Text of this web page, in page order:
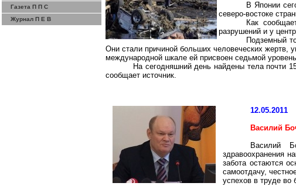
Газета П П С
Журнал П Е В
В Японии
северо-востоке
Как
разрушений и у
Подземный
Они стали причиной больших человеческих
международной шкале ей присвоен седьмой
На сегодняшний день найдены тела почти
сообщает источник.
12.05.2011
Василий
Василий
здравоохранения
забота остаются
самоотдачу,
успехов в труде во